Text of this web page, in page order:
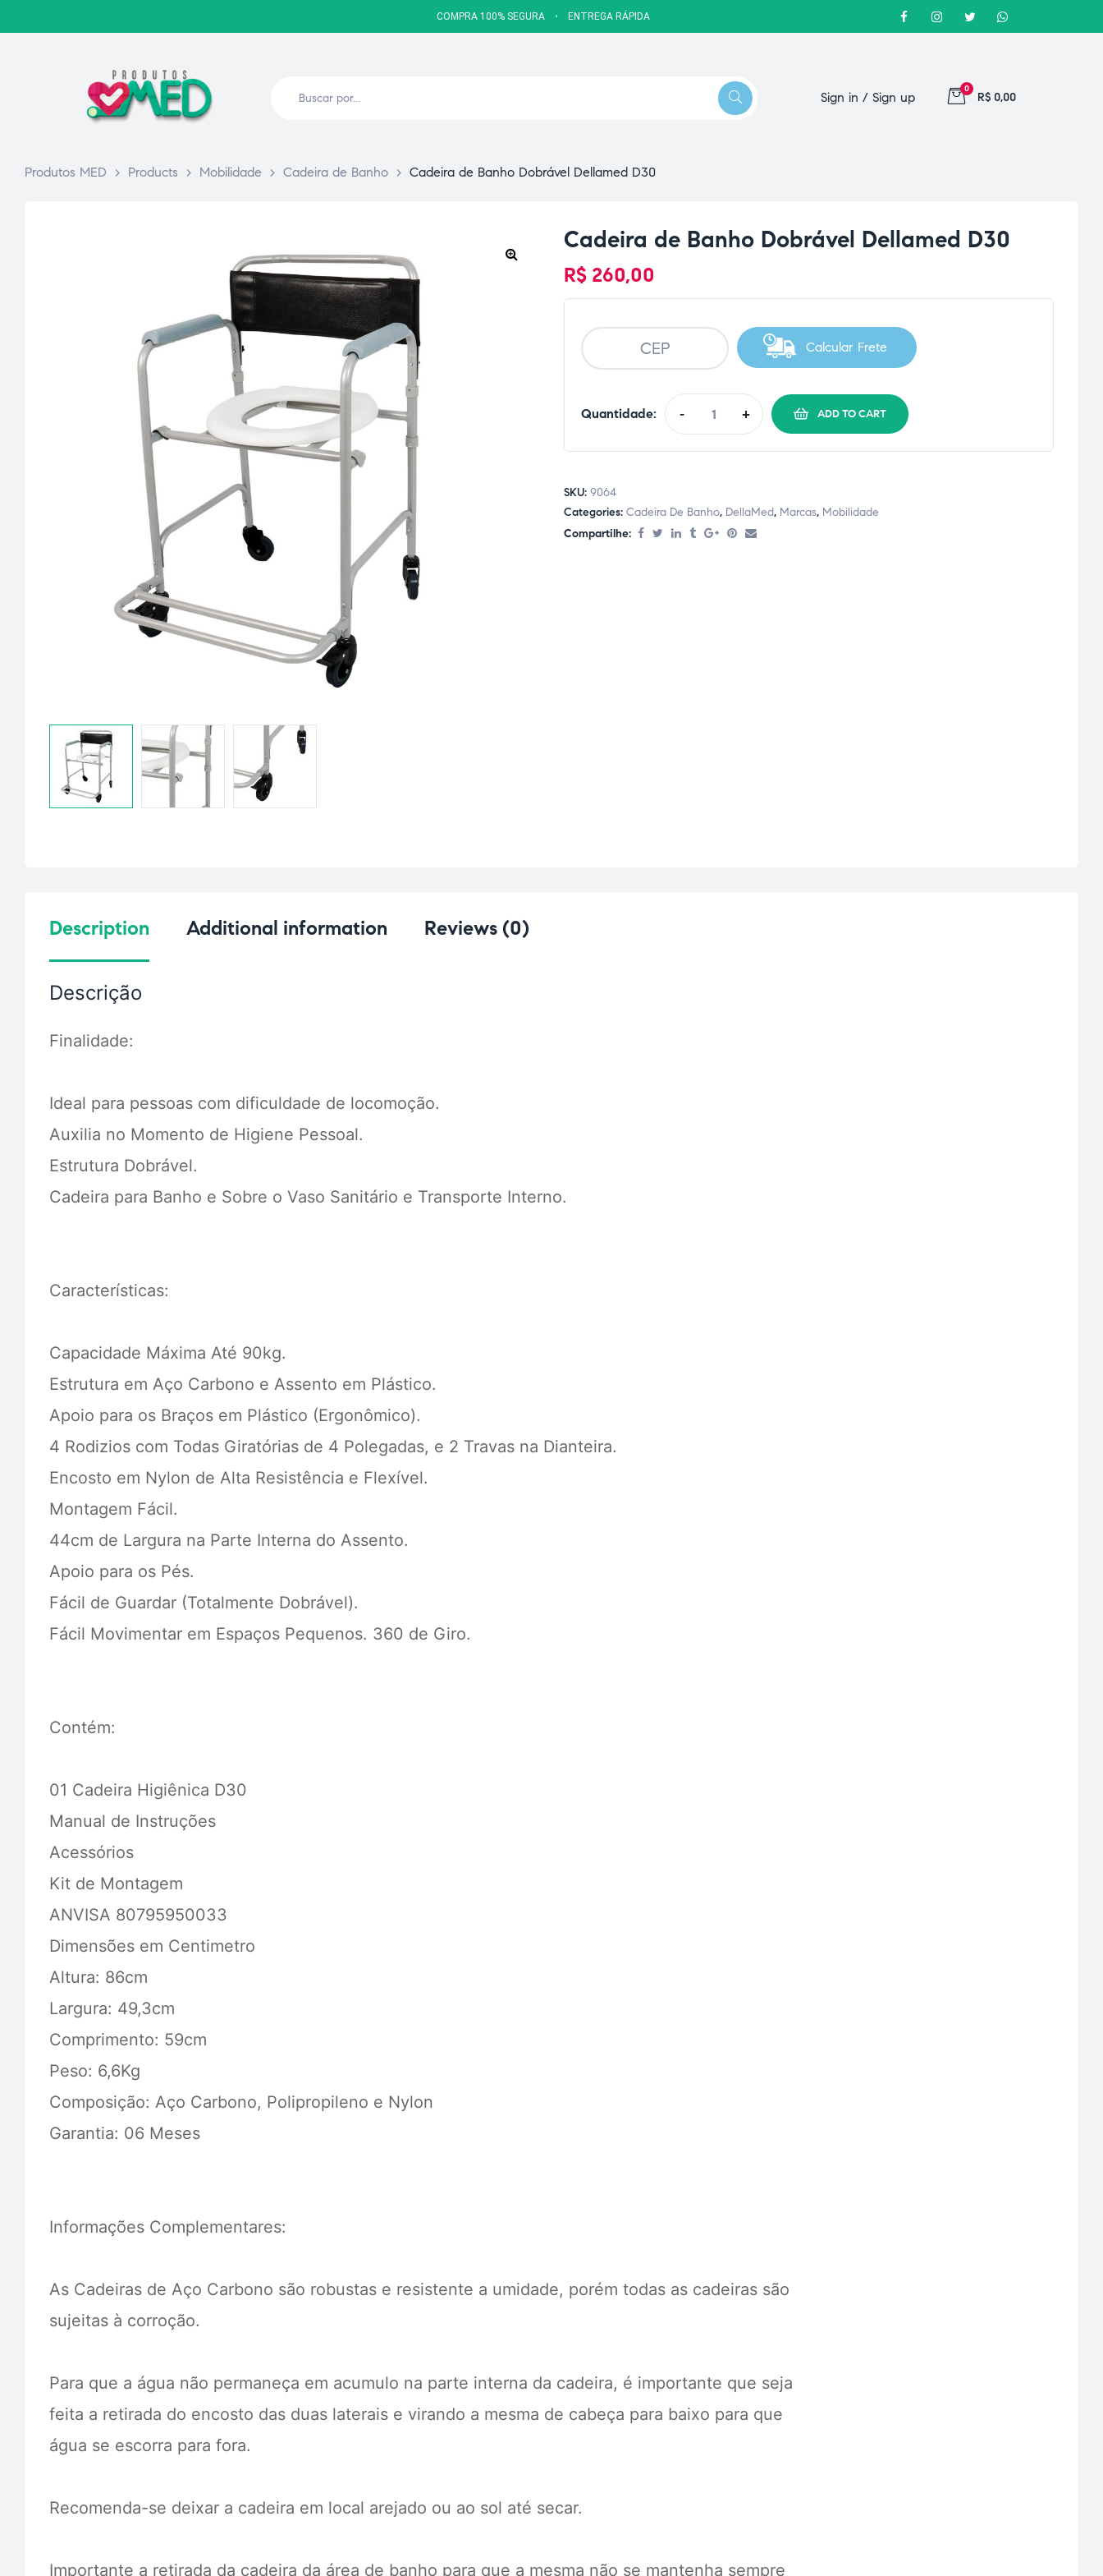
COMPRA 100% SEGURA • ENTREGA RÁPIDA
Sign in / Sign up
0
R$ 0,00
Produtos MED > Products > Mobilidade > Cadeira de Banho > Cadeira de Banho Dobrável Dellamed D30
Cadeira de Banho Dobrável Dellamed D30
R$ 260,00
Calcular Frete
Quantidade: - + ADD TO CART
SKU: 9064
Categories: Cadeira De Banho, DellaMed, Marcas, Mobilidade
Compartilhe:
Description Additional information Reviews (0)
Descrição
Finalidade:
Ideal para pessoas com dificuldade de locomoção.
Auxilia no Momento de Higiene Pessoal.
Estrutura Dobrável.
Cadeira para Banho e Sobre o Vaso Sanitário e Transporte Interno.
Características:
Capacidade Máxima Até 90kg.
Estrutura em Aço Carbono e Assento em Plástico.
Apoio para os Braços em Plástico (Ergonômico).
4 Rodizios com Todas Giratórias de 4 Polegadas, e 2 Travas na Dianteira.
Encosto em Nylon de Alta Resistência e Flexível.
Montagem Fácil.
44cm de Largura na Parte Interna do Assento.
Apoio para os Pés.
Fácil de Guardar (Totalmente Dobrável).
Fácil Movimentar em Espaços Pequenos. 360 de Giro.
Contém:
01 Cadeira Higiênica D30
Manual de Instruções
Acessórios
Kit de Montagem
ANVISA 80795950033
Dimensões em Centimetro
Altura: 86cm
Largura: 49,3cm
Comprimento: 59cm
Peso: 6,6Kg
Composição: Aço Carbono, Polipropileno e Nylon
Garantia: 06 Meses
Informações Complementares:
As Cadeiras de Aço Carbono são robustas e resistente a umidade, porém todas as cadeiras são
sujeitas à corroção.
Para que a água não permaneça em acumulo na parte interna da cadeira, é importante que seja
feita a retirada do encosto das duas laterais e virando a mesma de cabeça para baixo para que
água se escorra para fora.
Recomenda-se deixar a cadeira em local arejado ou ao sol até secar.
Importante a retirada da cadeira da área de banho para que a mesma não se mantenha sempre